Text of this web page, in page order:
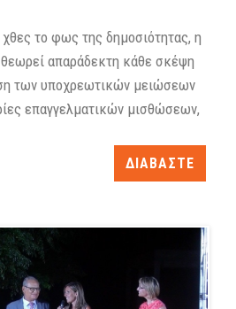
το φως της δημοσιότητας, η
απαράδεκτη κάθε σκέψη
των υποχρεωτικών μειώσεων
επαγγελματικών μισθώσεων,
ΔΙΑΒΑΣΤΕ